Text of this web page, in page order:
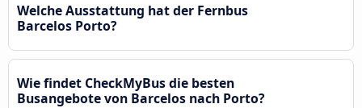
Welche Ausstattung hat der Fernbus
Barcelos Porto?
Wie findet CheckMyBus die besten
Busangebote von Barcelos nach Porto?